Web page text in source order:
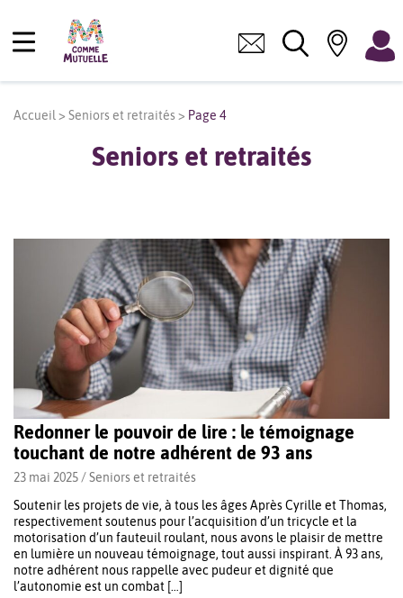
Accueil > Seniors et retraités> Page 4
Seniors et retraités
Redonner le pouvoir de lire : le témoignage
touchant de notre adhérent de 93 ans
23 mai 2025 /Seniors et retraités
Soutenir les projets de vie, à tous les âges Après Cyrille et Thomas,
respectivement soutenus pour l’acquisition d’un tricycle et la
motorisation d’un fauteuil roulant, nous avons le plaisir de mettre
en lumière un nouveau témoignage, tout aussi inspirant. À 93 ans,
notre adhérent nous rappelle avec pudeur et dignité que
l’autonomie est un combat […]